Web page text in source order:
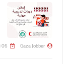
Gaza Jobber 06 نوفمبر 2025